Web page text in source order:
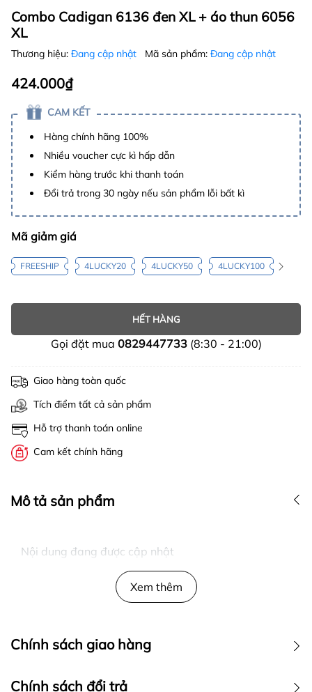
Combo Cadigan 6136 đen XL + áo thun 6056
XL
Thương hiệu: Đang cập nhật Mã sản phẩm: Đang cập nhật
424.000₫
CAM KẾT
Hàng chính hãng 100%
Nhiều voucher cực kì hấp dẫn
Kiểm hàng trước khi thanh toán
Đổi trả trong 30 ngày nếu sản phẩm lỗi bất kì
Mã giảm giá
FREESHIP 4LUCKY20 4LUCKY50 4LUCKY100
HẾT HÀNG
Gọi đặt mua 0829447733(8:30 - 21:00)
Giao hàng toàn quốc
Tích điểm tất cả sản phẩm
Hỗ trợ thanh toán online
Cam kết chính hãng
Mô tả sản phẩm
Nội dung đang được cập nhật
Xem thêm
Chính sách giao hàng
Chính sách đổi trả